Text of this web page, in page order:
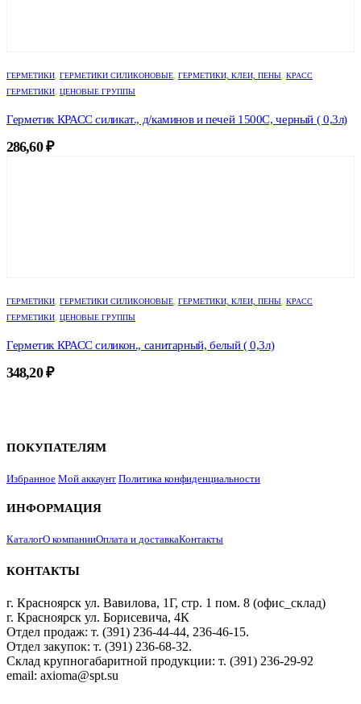
ГЕРМЕТИКИ, ГЕРМЕТИКИ СИЛИКОНОВЫЕ, ГЕРМЕТИКИ, КЛЕИ, ПЕНЫ, КРАСС
ГЕРМЕТИКИ, ЦЕНОВЫЕ ГРУППЫ
Герметик КРАСС силикат., д/каминов и печей 1500С, черный ( 0,3л)
286,60₽
ГЕРМЕТИКИ, ГЕРМЕТИКИ СИЛИКОНОВЫЕ, ГЕРМЕТИКИ, КЛЕИ, ПЕНЫ, КРАСС
ГЕРМЕТИКИ, ЦЕНОВЫЕ ГРУППЫ
Герметик КРАСС силикон., санитарный, белый ( 0,3л)
348,20₽
ПОКУПАТЕЛЯМ
Избранное Мой аккаунт Политика конфиденциальности
ИНФОРМАЦИЯ
КаталогО компанииОплата и доставкаКонтакты
КОНТАКТЫ
г. Красноярск ул. Вавилова, 1Г, стр. 1 пом. 8 (офис_склад)
г. Красноярск ул. Борисевича, 4К
Отдел продаж: т. (391) 236-44-44, 236-46-15.
Отдел закупок: т. (391) 236-68-32.
Склад крупногабаритной продукции: т. (391) 236-29-92
email: axioma@spt.su